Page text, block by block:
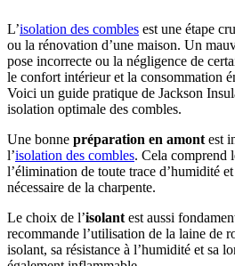
L’isolation des combles est une étape
ou la rénovation d’une maison. Un
pose incorrecte ou la négligence de
le confort intérieur et la consommation
Voici un guide pratique de Jackson
isolation optimale des combles.
Une bonne préparation en amont est
l’isolation des combles. Cela comprend
l’élimination de toute trace d’humidité
nécessaire de la charpente.
Le choix de l’isolant est aussi
recommande l’utilisation de la laine de
isolant, sa résistance à l’humidité et sa